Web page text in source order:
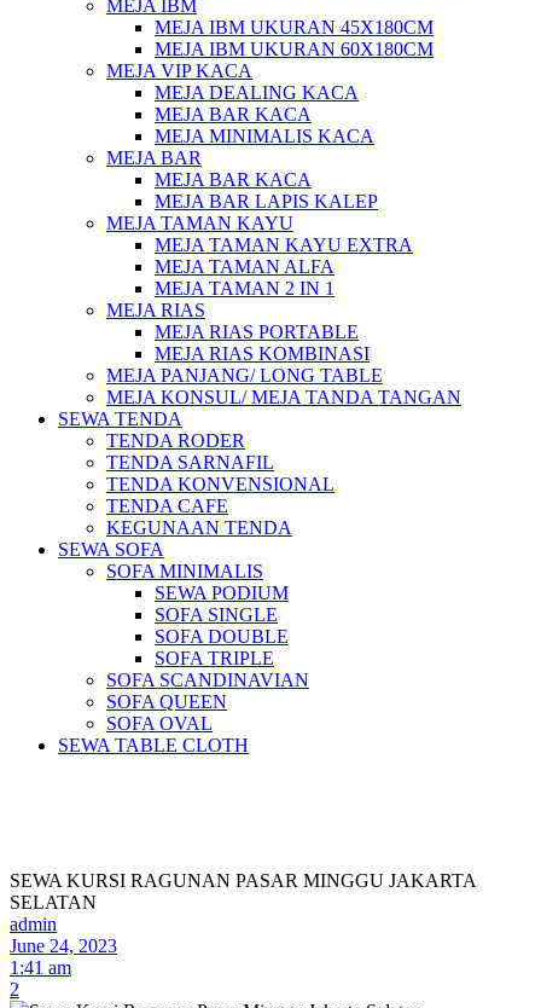
MEJA IBM
MEJA IBM UKURAN 45X180CM
MEJA IBM UKURAN 60X180CM
MEJA VIP KACA
MEJA DEALING KACA
MEJA BAR KACA
MEJA MINIMALIS KACA
MEJA BAR
MEJA BAR KACA
MEJA BAR LAPIS KALEP
MEJA TAMAN KAYU
MEJA TAMAN KAYU EXTRA
MEJA TAMAN ALFA
MEJA TAMAN 2 IN 1
MEJA RIAS
MEJA RIAS PORTABLE
MEJA RIAS KOMBINASI
MEJA PANJANG/ LONG TABLE
MEJA KONSUL/ MEJA TANDA TANGAN
SEWA TENDA
TENDA RODER
TENDA SARNAFIL
TENDA KONVENSIONAL
TENDA CAFE
KEGUNAAN TENDA
SEWA SOFA
SOFA MINIMALIS
SEWA PODIUM
SOFA SINGLE
SOFA DOUBLE
SOFA TRIPLE
SOFA SCANDINAVIAN
SOFA QUEEN
SOFA OVAL
SEWA TABLE CLOTH
SEWA KURSI RAGUNAN PASAR MINGGU JAKARTA
SELATAN
admin
June 24, 2023
1:41 am
2